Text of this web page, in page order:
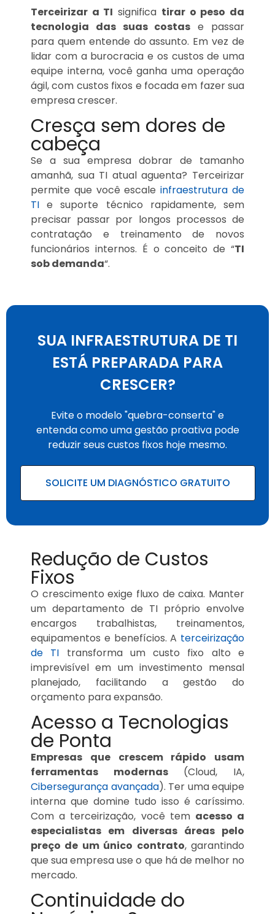
Terceirizar a TI significa tirar o peso da
tecnologia das suas costas e passar
para quem entende do assunto. Em vez de
lidar com a burocracia e os custos de uma
equipe interna, você ganha uma operação
ágil, com custos fixos e focada em fazer sua
empresa crescer.
Cresça sem dores de
cabeça
Se a sua empresa dobrar de tamanho
amanhã, sua TI atual aguenta? Terceirizar
permite que você escaleinfraestrutura de
TI e suporte técnico rapidamente, sem
precisar passar por longos processos de
contratação e treinamento de novos
funcionários internos. É o conceito de “TI
sob demanda“.
SUA INFRAESTRUTURA DE TI
ESTÁ PREPARADA PARA
CRESCER?
Evite o modelo "quebra-conserta" e
entenda como uma gestão proativa pode
reduzir seus custos fixos hoje mesmo.
SOLICITE UM DIAGNÓSTICO GRATUITO
Redução de Custos
Fixos
O crescimento exige fluxo de caixa. Manter
um departamento de TI próprio envolve
encargos trabalhistas, treinamentos,
equipamentos e benefícios. A terceirização
de TI transforma um custo fixo alto e
imprevisível em um investimento mensal
planejado, facilitando a gestão do
orçamento para expansão.
Acesso a Tecnologias
de Ponta
Empresas que crescem rápido usam
ferramentas modernas(Cloud, IA,
Cibersegurança avançada). Ter uma equipe
interna que domine tudo isso é caríssimo.
Com a terceirização, você tem acesso a
especialistas em diversas áreas pelo
preço de um único contrato, garantindo
que sua empresa use o que há de melhor no
mercado.
Continuidade do